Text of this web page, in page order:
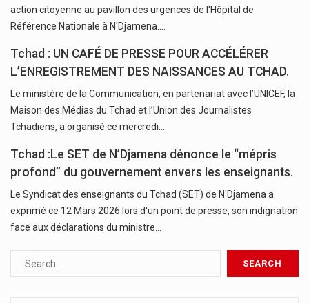
action citoyenne au pavillon des urgences de l'Hôpital de
Référence Nationale à N'Djamena.…
Tchad : UN CAFÉ DE PRESSE POUR ACCÉLÉRER
L’ENREGISTREMENT DES NAISSANCES AU TCHAD.
Le ministère de la Communication, en partenariat avec l’UNICEF, la
Maison des Médias du Tchad et l’Union des Journalistes
Tchadiens, a organisé ce mercredi…
Tchad :Le SET de N’Djamena dénonce le “mépris
profond” du gouvernement envers les enseignants.
Le Syndicat des enseignants du Tchad (SET) de N'Djamena a
exprimé ce 12 Mars 2026 lors d'un point de presse, son indignation
face aux déclarations du ministre…